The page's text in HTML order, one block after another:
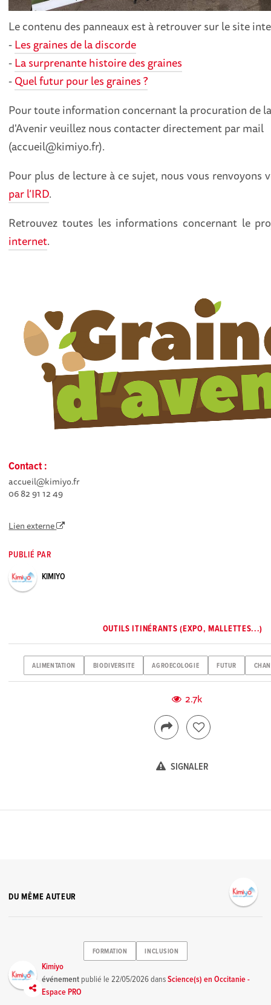
Le contenu des panneaux est à retrouver sur le site
-Les graines de la discorde
-La surprenante histoire des graines
-Quel futur pour les graines ?
Pour toute information concernant la procuration de
d'Avenir veuillez nous contacter directement par mail
(accueil@kimiyo.fr).
Pour plus de lecture à ce sujet, nous vous renvoyons
par l’IRD.
Retrouvez toutes les informations concernant le
internet.
Contact :
accueil@kimiyo.fr
06 82 91 12 49
Lien externe
PUBLIÉ PAR
KIMIYO
OUTILS ITINÉRANTS (EXPO, MALLETTES...)
ALIMENTATION BIODIVERSITE AGROECOLOGIE FUTUR
2.7k
SIGNALER
DU MÊME AUTEUR
FORMATION INCLUSION
Kimiyo
événement publié le22/05/2026dansScience(s) en Occitanie -
Espace PRO